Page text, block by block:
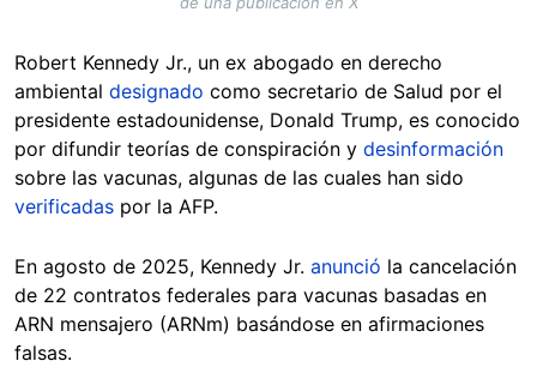
Robert Kennedy Jr., un ex abogado en derecho
ambiental designado como secretario de Salud por el
presidente estadounidense, Donald Trump, es conocido
por difundir teorías de conspiración y desinformación
sobre las vacunas, algunas de las cuales han sido
verificadas por la AFP.
En agosto de 2025, Kennedy Jr. anunció la cancelación
de 22 contratos federales para vacunas basadas en
ARN mensajero (ARNm) basándose en afirmaciones
falsas.